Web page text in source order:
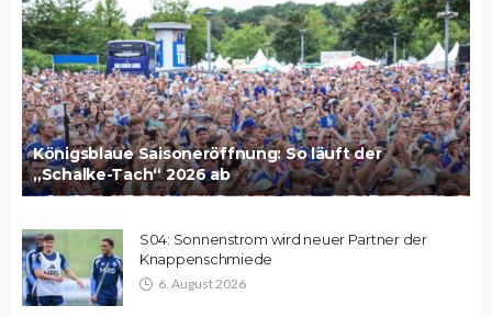
Königsblaue Saisoneröffnung: So läuft der
„Schalke-Tach“ 2026 ab
S04: Sonnenstrom wird neuer Partner der
Knappenschmiede
6. August 2026